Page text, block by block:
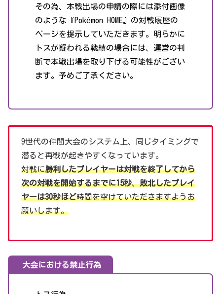
その為、本戦出場の申請の際には添付画像
のような『Pokémon HOME』の対戦履歴の
ページを提示していただきます。明らかに
トスが疑われる戦績の場合には、運営の判
断で本戦出場を取り下げる可能性がござい
ます。予めご了承ください。
9世代の仲間大会のシステム上、同じタイミングで
潜ると再戦が起きやすくなっています。
対戦に勝利したプレイヤーは対戦を終了してから
次の対戦を開始するまでに15秒、敗北したプレイ
ヤーは30秒ほど時間を空けていただきますようお
願いします。
大会における禁止行為